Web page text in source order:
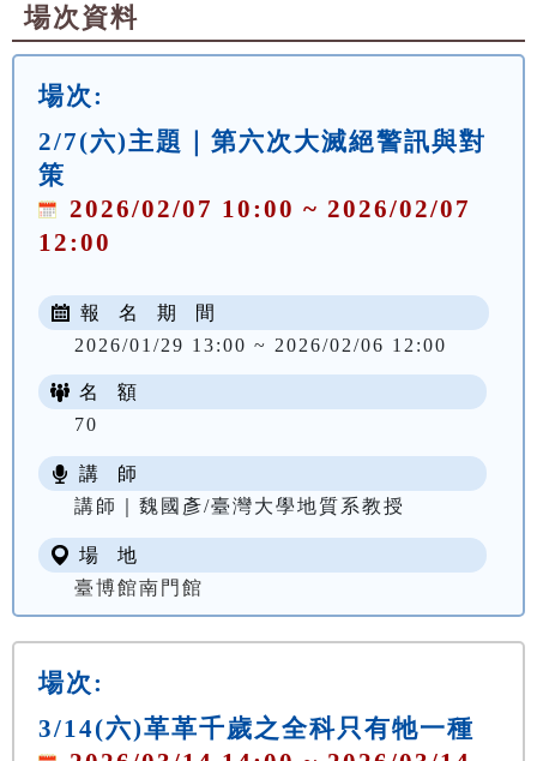
場次資料
場次:
2/7(六)主題｜第六次大滅絕警訊與對
策
2026/02/07 10:00 ~ 2026/02/07
12:00
報 名 期 間
2026/01/29 13:00 ~ 2026/02/06 12:00
名 額
70
講 師
講師｜魏國彥/臺灣大學地質系教授
場 地
臺博館南門館
場次:
3/14(六)革革千歲之全科只有牠一種